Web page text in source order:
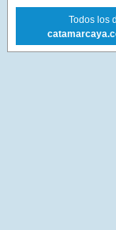
Todos los